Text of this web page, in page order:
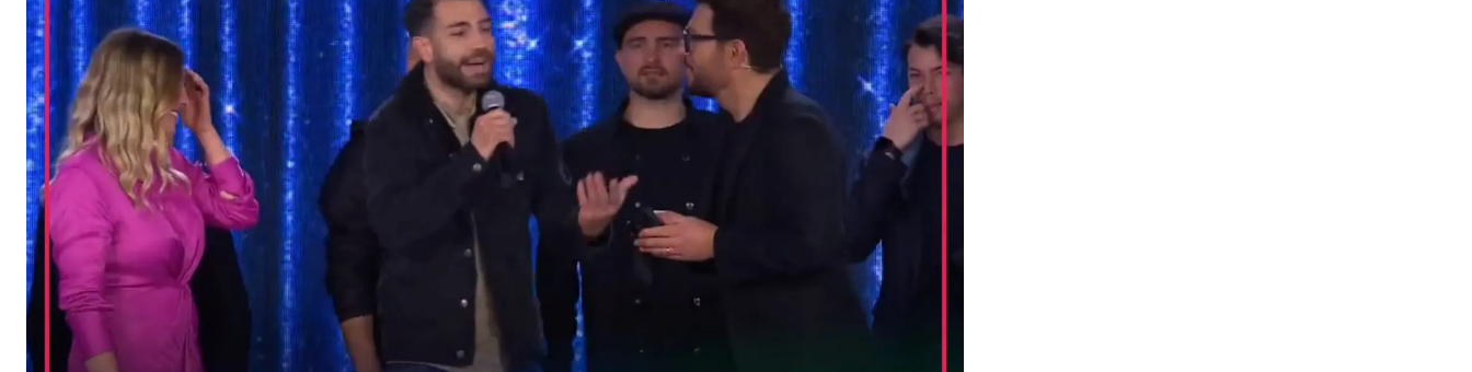
Viaggi e Turismo
Festività
Ricette Feste
Ricette per Bambini